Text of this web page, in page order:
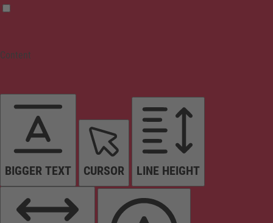
Content
BIGGER TEXT CURSOR LINE HEIGHT